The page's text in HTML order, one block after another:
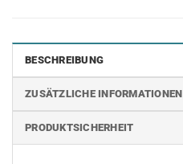
BESCHREIBUNG
ZUSÄTZLICHE INFORMATIONEN
PRODUKTSICHERHEIT